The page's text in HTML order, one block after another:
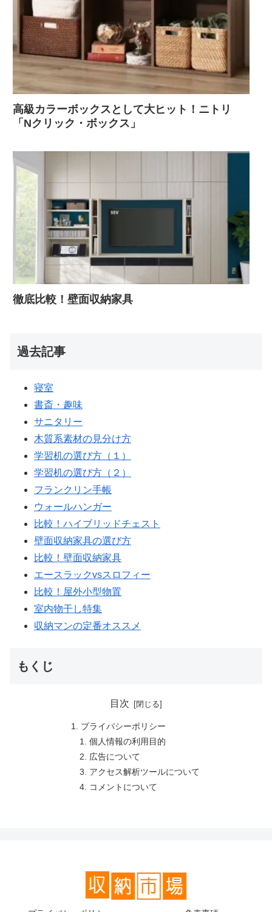
高級カラーボックスとして大ヒット！ニトリ
「Nクリック・ボックス」
徹底比較！壁面収納家具
過去記事
寝室
書斎・趣味
サニタリー
木質系素材の見分け方
学習机の選び方（１）
学習机の選び方（２）
フランクリン手帳
ウォールハンガー
比較！ハイブリッドチェスト
壁面収納家具の選び方
比較！壁面収納家具
エースラックvsスロフィー
比較！屋外小型物置
室内物干し特集
収納マンの定番オススメ
もくじ
目次
プライバシーポリシー
個人情報の利用目的
広告について
アクセス解析ツールについて
コメントについて